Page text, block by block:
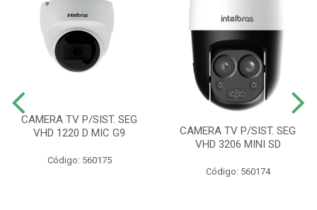
CAMERA TV P/SIST. SEG
VHD 1220 D MIC G9
Código: 560175
CAMERA TV P/SIST. SEG
VHD 3206 MINI SD
Código: 560174